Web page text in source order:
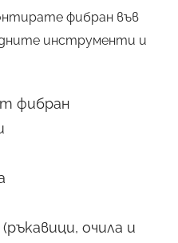
фибран във
инструменти и
фибран
очила и